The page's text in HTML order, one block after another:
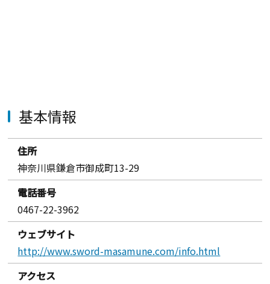
基本情報
住所
神奈川県鎌倉市御成町13-29
電話番号
0467-22-3962
ウェブサイト
http://www.sword-masamune.com/info.html
アクセス